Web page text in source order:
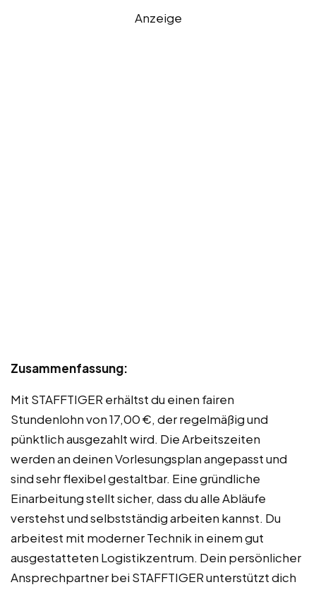
Anzeige
Zusammenfassung:
Mit STAFFTIGER erhältst du einen fairen
Stundenlohn von 17,00 €, der regelmäßig und
pünktlich ausgezahlt wird. Die Arbeitszeiten
werden an deinen Vorlesungsplan angepasst und
sind sehr flexibel gestaltbar. Eine gründliche
Einarbeitung stellt sicher, dass du alle Abläufe
verstehst und selbstständig arbeiten kannst. Du
arbeitest mit moderner Technik in einem gut
ausgestatteten Logistikzentrum. Dein persönlicher
Ansprechpartner bei STAFFTIGER unterstützt dich